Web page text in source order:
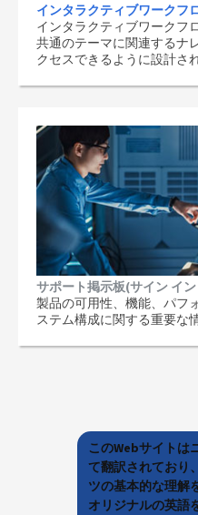
インタラクティブワークフ
インタラクティブワークフ
共通のテーマに関連するナ
クセスできるように設計さ
サポート掲示板(サイン イ
製品の可用性、機能、パフ
ステム構成に関する重要な情
このWebサイトは
て翻訳されており
ツの基本的な理解
オリジナルの英語